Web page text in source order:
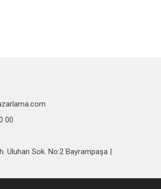
00
Uluhan Sok. No:2 Bayrampaşa |